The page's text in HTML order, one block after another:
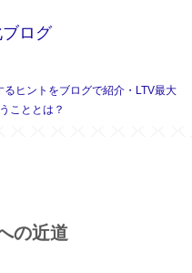
ログ
ヒントをブログで紹介・LTV最大
こととは？
の近道